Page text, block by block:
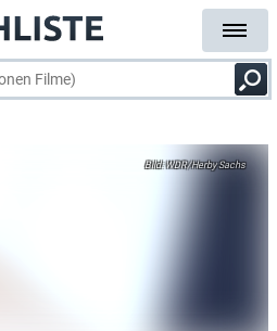
WDR/Herby Sachs